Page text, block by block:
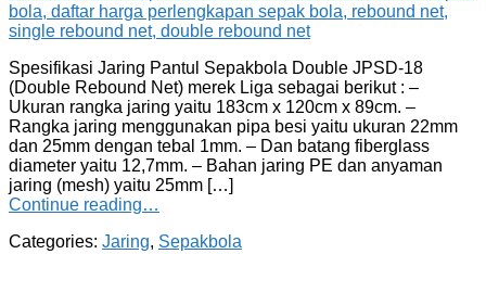
Spesifikasi Jaring Pantul Sepakbola Double JPSD-18
(Double Rebound Net) merek Liga sebagai berikut : –
Ukuran rangka jaring yaitu 183cm x 120cm x 89cm. –
Rangka jaring menggunakan pipa besi yaitu ukuran 22mm
dan 25mm dengan tebal 1mm. – Dan batang fiberglass
diameter yaitu 12,7mm. – Bahan jaring PE dan anyaman
jaring (mesh) yaitu 25mm […]
Continue reading…
Categories: Jaring, Sepakbola